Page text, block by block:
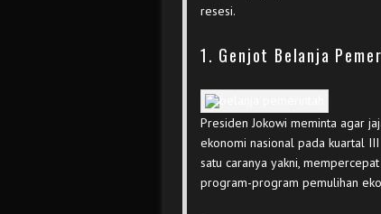
resesi.
1. Genjot Belanja
Presiden Jokowi meminta agar
ekonomi nasional pada kuartal
satu caranya yakni,
program-program pemulihan